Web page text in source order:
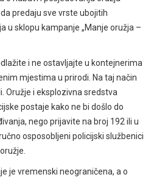
predaju sve vrste ubojitih
u sklopu kampanje „Manje oružja –
i ne ostavljajte u kontejnerima
mjestima u prirodi. Na taj način
Oružje i eksplozivna sredstva
postaje kako ne bi došlo do
nego prijavite na broj 192 ili u
osposobljeni policijski službenici
je vremenski neograničena, a o